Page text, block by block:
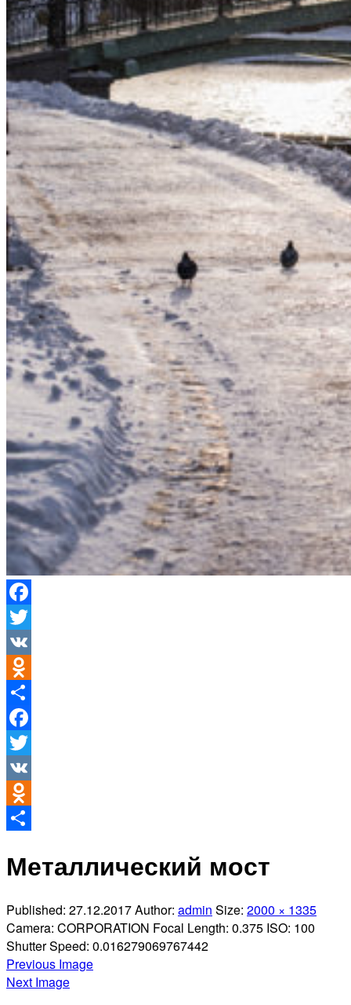
Facebook
Twitter
VK
Odnoklassniki
Отправить
Facebook
Twitter
VK
Odnoklassniki
Металлический мост
Published: 27.12.2017Author: admin Size: 2000 × 1335
Camera: CORPORATION Focal Length: 0.375 ISO: 100
Shutter Speed: 0.016279069767442
Previous Image
Next Image